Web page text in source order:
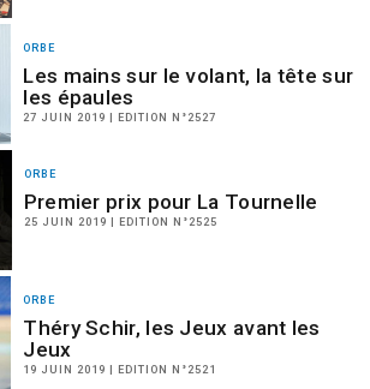
ORBE
Les mains sur le volant, la tête sur
les épaules
27 JUIN 2019 | EDITION N°2527
ORBE
Premier prix pour La Tournelle
25 JUIN 2019 | EDITION N°2525
ORBE
Théry Schir, les Jeux avant les
Jeux
19 JUIN 2019 | EDITION N°2521